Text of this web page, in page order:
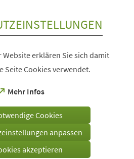
erklären Sie sich damit
Seite Cookies verwendet.
Mehr Infos
Cookies
anpassen
akzeptieren